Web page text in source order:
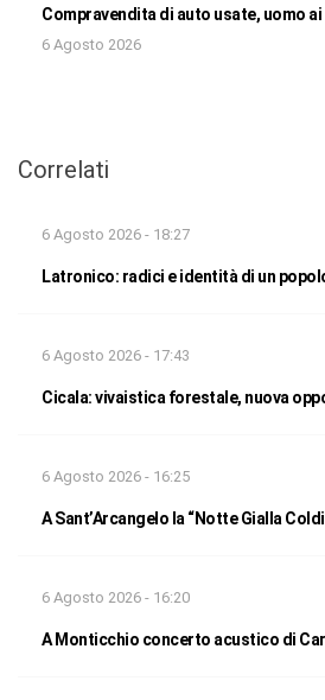
Compravendita di auto usate, uomo
6 Agosto 2026
Correlati
6 Agosto 2026 - 18:27
Latronico: radici e identità di un
6 Agosto 2026 - 17:43
Cicala: vivaistica forestale, nuova
6 Agosto 2026 - 16:25
A Sant’Arcangelo la “Notte Gialla
6 Agosto 2026 - 16:20
A Monticchio concerto acustico di